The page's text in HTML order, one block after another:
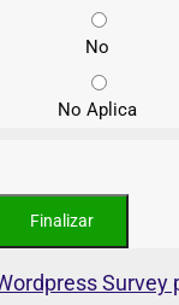
No
No Aplica
Survey